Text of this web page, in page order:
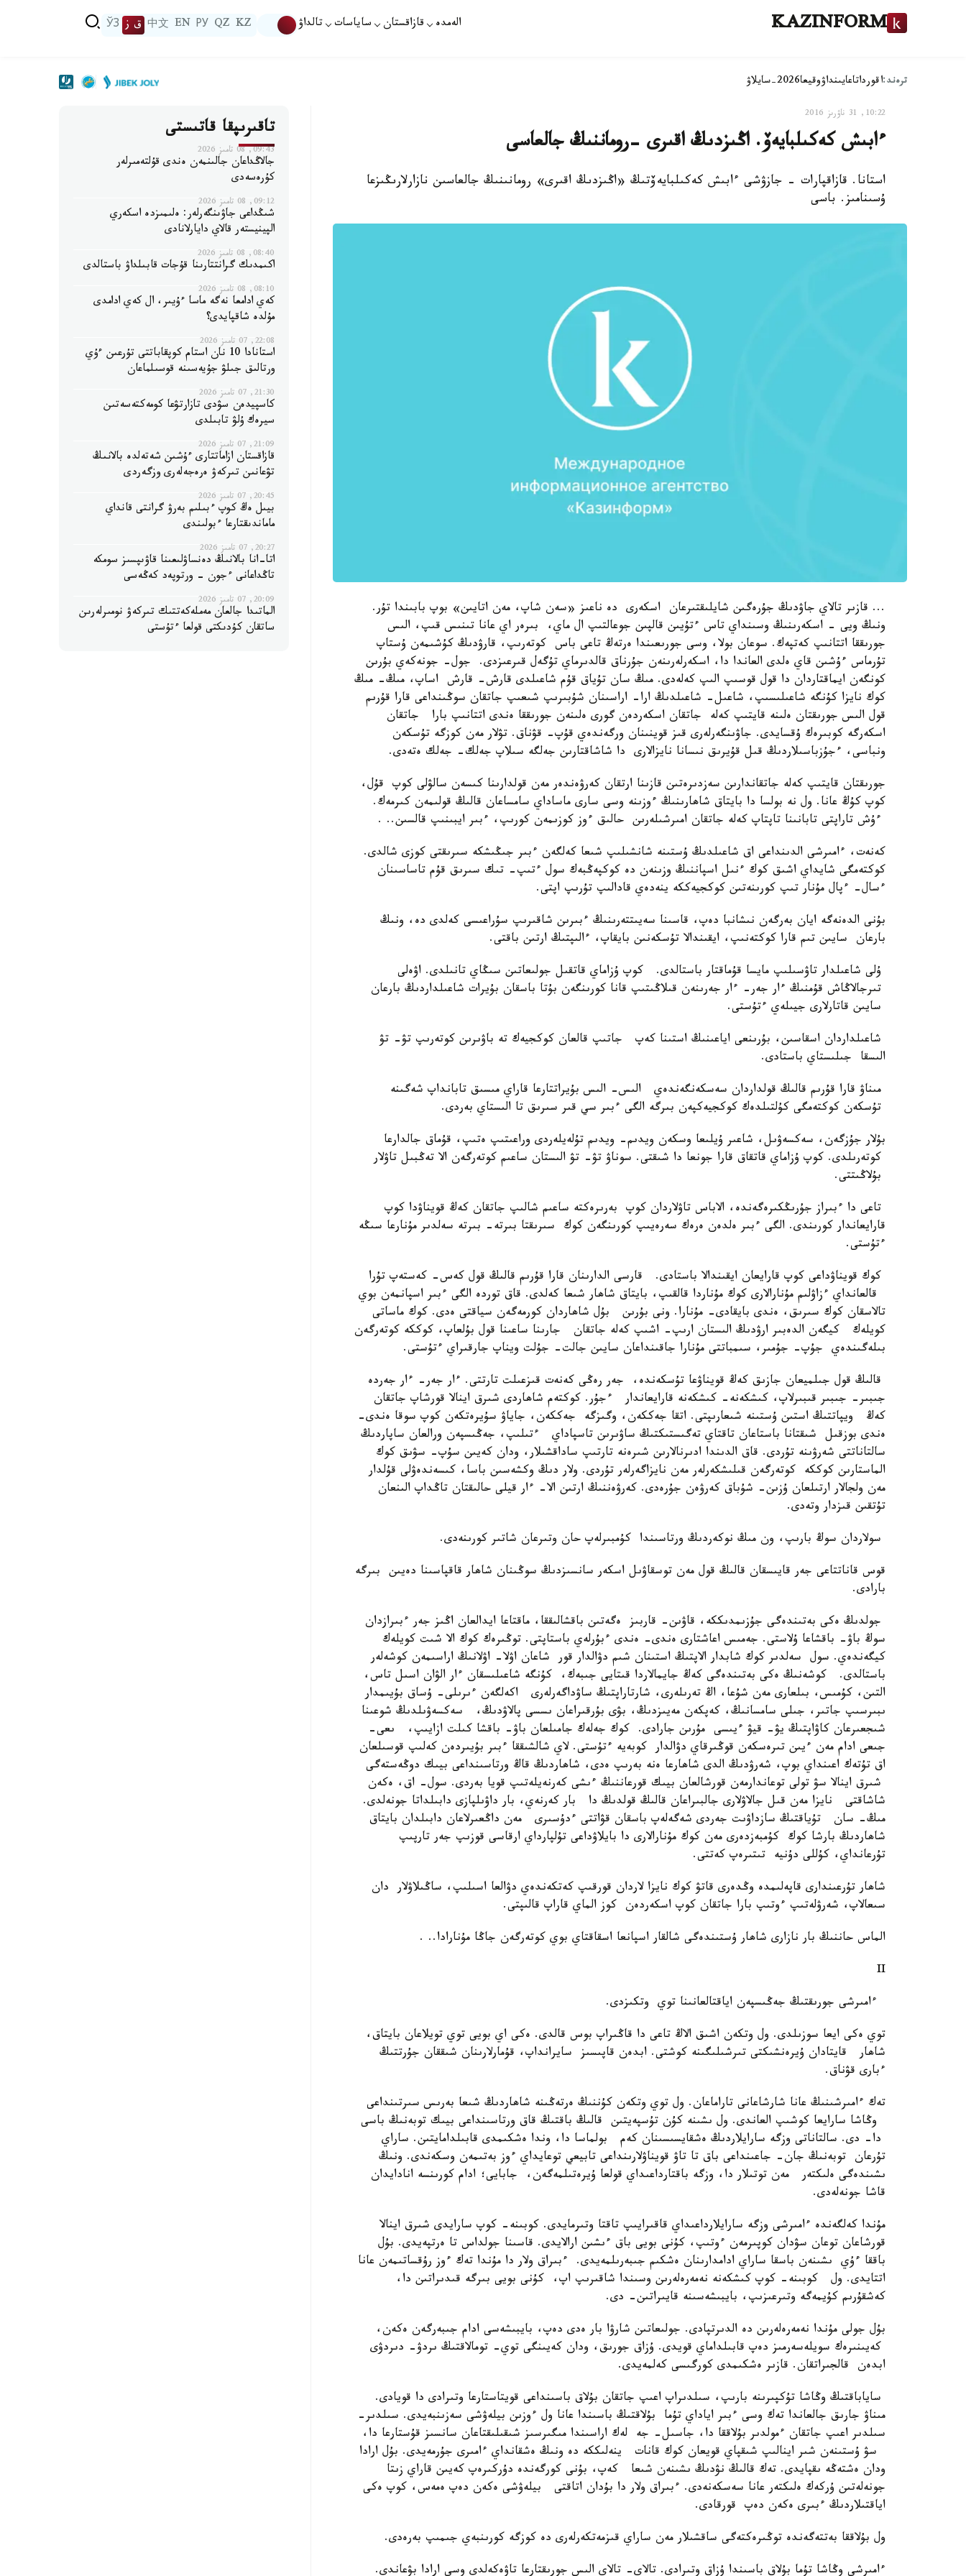
KAZINFORM الەمدە قازاقستان ساياسات تالداۋ KZ
QZ
РУ
EN
中文 ق ز ЎЗ
ترەند:اقورداتاعايىنداۋوقيعا2026-سايلاۋ
10:22, 31 ناۋرىز 2016
ءابىش كەكىلبايەۆ. اڭىزدىڭ اقىرى -روماننىڭ جالعاسى
استانا. قازاقپارات - جازۋشى ءابىش كەكىلبايەۆتىڭ «اڭىزدىڭ اقىرى» رومانىنىڭ جالعاسىن نازارلارىڭىزعا
ۇسىنامىز. باسى
... قازىر تالاي جاۋدىڭ جۇرەگىن شايلىقتىرعان اسكەرى دە ناعىز «سەن شاپ، مەن اتايىن» بوپ بابىندا تۇر.
ونىڭ ويى - اسكەرىنىڭ وسىنداي تاس ءتۇيىن قالپىن جوعالتىپ ال ماي، بىرەر اي عانا تىنىس قىپ، الىس
جورىققا اتتانىپ كەتپەك. سوعان بولا، وسى جورىعىندا ەرتەڭ تاعى باس كوتەرىپ، قارۋدىڭ كۇشىمەن ۇستاپ
تۇرماس ءۇشىن قاي ەلدى العاندا دا، اسكەرلەرىنەن جۇرناق قالدىرماي تۇگەل قىرعىزدى. جول- جونەكەي بۇرىن
كونگەن ايماقتاردان دا قول قوسىپ الىپ كەلەدى. مىڭ سان تۇياق قۇم شاعىلدى قارش- قارش اساپ، مىڭ- مىڭ
كوك نايزا كۇنگە شاعىلىسىپ، شاعىل- شاعىلدىڭ ارا- اراسىنان شۇبىرىپ شىعىپ جاتقان سوڭىنداعى قارا قۇرىم
قول الىس جورىقتان ەلىنە قايتىپ كەلە جاتقان اسكەردەن گورى ەلىنەن جورىققا ەندى اتتانىپ بارا جاتقان
اسكەرگە كوبىرەك ۇقسايدى. جاۋىنگەرلەرى قىز قوينىنان ورگەندەي قۇپ- قۋناق. تۋلار مەن كوزگە تۇسكەن
ونباسى، ءجۇزباسىلاردىڭ قىل قۇيرىق نىسانا نايزالارى دا شاشاقتارىن جەلگە سىلاپ جەلك- جەلك ەتەدى.
جورىقتان قايتىپ كەلە جاتقاندارىن سەزدىرەتىن قازىنا ارتقان كەرۋەندەر مەن قولدارىنا كىسەن سالۋلى كوپ قۇل،
كوپ كۇڭ عانا. ول نە بولسا دا بايتاق شاھارىنىڭ ءوزىنە وسى سارى ماساداي سامساعان قالىڭ قولىمەن كىرمەك.
ءۇش تاراپتى تابانىنا تاپتاپ كەلە جاتقان امىرشىلەرىن حالىق ءوز كوزىمەن كورىپ، ءبىر ايبىنىپ قالسىن.. .
كەنەت، ءامىرشى الدىنداعى اق شاعىلدىڭ ۇستىنە شانشىلىپ شىعا كەلگەن ءبىر جىڭىشكە سىرىقتى كوزى شالدى.
كوكتەمگى شايداي اشىق كوك ءنىل اسپاننىڭ وزىنەن دە كوكپەڭبەك سول ءتىپ- تىك سىرىق قۇم تاساسىنان
ءسال- ءپال مۇنار تىپ كورىنەتىن كوكجيەككە ينەدەي قادالىپ تۇرىپ اپتى.
بۇنى الدەنەگە ايان بەرگەن نىشانبا دەپ، قاسىنا سەيىتتەرىنىڭ ءبىرىن شاقىرىپ سۇراعىسى كەلدى دە، ونىڭ
بارعان سايىن تىم قارا كوكتەنىپ، ايقىندالا تۇسكەنىن بايقاپ، ءالىپتىڭ ارتىن باقتى.
ۇلى شاعىلدار تاۋسىلىپ مايسا قۇماقتار باستالدى. كوپ ۇزاماي قاتقىل جولىعاتىن سىڭاي تانىلدى. اۋەلى
تىرجالاڭاش قۇمنىڭ ءار جەر- ءار جەرىنەن قىلاڭىتىپ قانا كورىنگەن بۇتا باسقان بۇيرات شاعىلداردىڭ بارعان
سايىن قاتارلارى جيىلەي ءتۇستى.
شاعىلداردان اسقاسىن، بۇرىنعى اياعىنىڭ استىنا كەپ جاتىپ قالعان كوكجيەك تە باۋىرىن كوتەرىپ تۋ- تۋ
الىسقا جىلىستاي باستادى.
مىناۋ قارا قۇرىم قالىڭ قولداردان سەسكەنگەندەي الىس- الىس بۇيراتتارعا قاراي مىسىق تابانداپ شەگىنە
تۇسكەن كوكتەمگى كۇلتىلدەك كوكجيەكپەن بىرگە الگى ءبىر سي قىر سىرىق تا الىستاي بەردى.
بۇلار جۇزگەن، سەكسەۋىل، شاعىر ۇيلىعا وسكەن ويدىم- ويدىم تۇلەيلەردى وراعىتىپ ەتىپ، قۇماق جالدارعا
كوتەرىلدى. كوپ ۇزاماي قاتقاق قارا جونعا دا شىقتى. سوناۋ تۋ- تۋ الىستان ساعىم كوتەرگەن الا تەڭبىل تاۋلار
بۇلاڭىتتى.
تاعى دا ءبىراز جۇرىڭكىرەگەندە، الاباس تاۋلاردان كوپ بەرىرەكتە ساعىم شالىپ جاتقان كەڭ قويناۋدا كوپ
قارايعاندار كورىندى. الگى ءبىر ەلدەن ەرەك سەرەيىپ كورىنگەن كوك سىرىقتا بىرتە- بىرتە سەلدىر مۇنارعا سىڭە
ءتۇستى.
كوك قويناۋداعى كوپ قارايعان ايقىندالا باستادى. قارسى الدارىنان قارا قۇرىم قالىڭ قول كەس- كەستەپ تۇرا
قالعانداي ءزاۋلىم مۇنارالارى كوك مۇناردا قالقىپ، بايتاق شاھار شىعا كەلدى. قاق توردە الگى ءبىر اسپانمەن بوي
تالاسقان كوك سىرىق، ەندى بايقادى- مۇنارا. ونى بۇرىن بۇل شاھاردان كورمەگەن سياقتى ەدى. كوك ماساتى
كويلەك كيگەن الدەبىر ارۋدىڭ الىستان ارىپ- اشىپ كەلە جاتقان جارىنا ساعىنا قول بۇلعاپ، كوككە كوتەرگەن
بىلەگىندەي جۇپ- جۇمىر، سىمباتتى مۇنارا جاقىنداعان سايىن جالت- جۇلت ويناپ جارقىراي ءتۇستى.
قالىڭ قول جىلميعان جازىق كەڭ قويناۋعا تۇسكەندە، جەر رەڭى كەنەت قىزعىلت تارتتى. ءار جەر- ءار جەردە
جىبىر- جىبىر قىبىرلاپ، كىشكەنە- كىشكەنە قارايعاندار ءجۇر. كوكتەم شاھاردى شىرق اينالا قورشاپ جاتقان
كەڭ ويپاتتىڭ استىن ۇستىنە شىعارىپتى. اتقا جەككەن، وگىزگە جەككەن، جاياۋ سۇيرەتكەن كوپ سوقا ەندى-
ەندى بوزقىل شىقتانا باستاعان تاقتاي تەگىستىكتىڭ ساۋىرىن تاسپاداي ءتىلىپ، جەڭىسپەن ورالعان ساپاردىڭ
سالتاناتتى شەرۋىنە تۇردى. قاق الدىندا ادىرنالارىن شىرەنە تارتىپ ساداقشىلار، ودان كەيىن سۇپ- سۋىق كوك
الماستارىن كوككە كوتەرگەن قىلىشكەرلەر مەن نايزاگەرلەر تۇردى. ولار دىڭ وكشەسىن باسا، كىسەندەۋلى قۇلدار
مەن ولجالار ارتىلعان ۇزىن- شۇباق كەرۋەن جۇرەدى. كەرۋەننىڭ ارتىن الا- ءار قيلى حالىقتان تاڭداپ الىنعان
تۇتقىن قىزدار وتەدى.
سولاردان سوڭ بارىپ، ون مىڭ نوكەردىڭ ورتاسىندا كۇمبىرلەپ حان وتىرعان شاتىر كورىنەدى.
قوس قاناتتاعى جەر قايىسقان قالىڭ قول مەن توسقاۋىل اسكەر سانسىزدىڭ سوڭىنان شاھار قاقپاسىنا دەيىن بىرگە
بارادى.
جولدىڭ ەكى بەتىندەگى جۇزىمدىككە، قاۋىن- قاربىز ەگەتىن باقشالىققا، ماقتاعا ايدالعان اڭىز جەر ءبىرازدان
سوڭ باۋ- باقشاعا ۇلاستى. جەمىس اعاشتارى ەندى- ەندى ءبۇرلەي باستاپتى. توڭىرەك كوك الا شىت كويلەك
كيگەندەي. سول سەلدىر كوك شابدار الاپتىڭ استىنان شىم دۋالدار قور شاعان اۋلا- اۋلانىڭ اراسىمەن كوشەلەر
باستالدى. كوشەنىڭ ەكى بەتىندەگى كەڭ جايمالاردا قىتايى جىبەك، كۇنگە شاعىلىسقان ءار الۋان اسىل تاس،
التىن، كۇمىس، بىلعارى مەن شۇعا، اڭ تەرىلەرى، شارتاراپتىڭ ساۋداگەرلەرى اكەلگەن ءىرىلى- ۇساق بۇيىمدار
ىبىرسىپ جاتىر، جىلى سامسانىڭ، كەپكەن مەيىزدىڭ، بۋى بۇرقىراعان ىسسى پالاۋدىڭ، سەكسەۋىلدىڭ شوعىنا
شىجعىرعان كاۋاپتىڭ يۋ- قيۋ ءيىسى مۇرىن جارادى. كوك جەلەك جامىلعان باۋ- باقشا كىلت ازايىپ، ىعى-
جىعى ادام مەن ءيىن تىرەسكەن قوڭىرقاي دۋالدار كوبەيە ءتۇستى. لاي شالشىققا ءبىر بۇيىردەن كەلىپ قوسىلعان
اق تۇتەك اعىنداي بوپ، شەرۋدىڭ الدى شاھارعا ەنە بەرىپ ەدى، شاھاردىڭ قاڭ ورتاسىنداعى بيىك دوڭەستەگى
شىرق اينالا سۋ تولى توعاندارمەن قورشالعان بيىك قورعاننىڭ ءىشى كەرنەيلەتىپ قويا بەردى. سول- اق، ەكەن
شاشاقتى نايزا مەن قىل جالاۋلارى جالبىراعان قالىڭ قولدىڭ دا بار كەرنەي، بار داۋىلپازى دابىلداتا جونەلدى.
مىڭ- سان تۇياقتىڭ سازداۋىت جەردى شەگەلەپ باسقان قۋاتتى ءدۇسىرى مەن داڭعىرلاعان دابىلدان بايتاق
شاھاردىڭ بارشا كوك كۇمبەزدەرى مەن كوك مۇنارالارى دا بايلاۋداعى تۇلپارداي ارقاسى قوزىپ جەر تارپىپ
تۇرعانداي، كۇللى دۇنيە تىتىرەپ كەتتى.
شاھار تۇرعىندارى قاپەلىمدە وڭدەرى قاتۋ كوك نايزا لاردان قورقىپ كەتكەندەي دۋالعا اسىلىپ، ساڭىلاۋلار دان
سىعالاپ، شەرۋلەتىپ ءوتىپ بارا جاتقان كوپ اسكەردەن كوز الماي قاراپ قالىپتى.
الماس حاننىڭ بار نازارى شاھار ۇستىندەگى شالقار اسپانعا اسقاقتاي بوي كوتەرگەن جاڭا مۇنارادا.. .
II
ءامىرشى جورىقتىڭ جەڭىسپەن اياقتالعانىنا توي وتكىزدى.
توي ەكى ايعا سوزىلدى. ول وتكەن اشىق الاڭ تاعى دا قاڭىراپ بوس قالدى. ەكى اي بويى توي تويلاعان بايتاق،
شاھار قايتادان ۇيرەنشىكتى تىرشىلىگىنە كوشتى. ابدەن قاپىسىز سايرانداپ، قۇمارلارىنان شىققان جۇرتتىڭ
ءبارى قۋناق.
تەك ءامىرشىنىڭ عانا شارشاعانى تاراماعان. ول توي وتكەن كۇننىڭ ەرتەڭىنە شاھاردىڭ شىعا بەرىس سىرتىنداعى
وڭاشا سارايعا كوشىپ العاندى. ول ىشىنە كۇن تۇسپەيتىن قالىڭ باقتىڭ قاق ورتاسىنداعى بيىك توبەنىڭ باسى
دا- دى. سالتاناتى وزگە سارايلاردىڭ ەشقايسىسىنان كەم بولماسا دا، وندا ەشكىمدى قابىلدامايتىن. ساراي
تۇرعان توبەنىڭ جان- جاعىنداعى باق تا تاۋ قويناۋلارىنداعى تابيعي توعايداي ءوز بەتىمەن وسكەندى. ونىڭ
ىشىندەگى ەلىكتەر مەن توتىلار دا، وزگە باقتارداعىداي قولعا ۇيرەتىلمەگەن، جابايى؛ ادام كورىنسە انادايدان
قاشا جونەلەدى.
مۇندا كەلگەندە ءامىرشى وزگە سارايلارداعىداي قاقىرايىپ تاقتا وتىرمايدى. كوبىنە- كوپ سارايدى شىرق اينالا
قورشاعان توعان سۋدان كوپىرمەن ءوتىپ، كۇنى بويى باق ءىشىن ارالايدى. قاسىنا جولداس تا ەرتپەيدى. بۇل
باققا ءۇي ىشىنەن باسقا ساراي ادامدارىنان ەشكىم جىبەرىلمەيدى. ءبىراق ولار دا مۇندا تەك ءوز رۇقساتىمەن عانا
اتتايدى. ول كوبىنە- كوپ كىشكەنە نەمەرەلەرىن وسىندا شاقىرىپ اپ، كۇنى بويى بىرگە قىدىراتىن دا،
كەشقۇرىم كۇيمەگە وتىرعىزىپ، بايبىشەسىنە قايىراتىن- دى.
بۇل جولى مۇندا نەمەرەلەرىن دە الدىرتپادى. جولىعاتىن شارۋا بار ەدى دەپ، بايبىشەسى ادام جىبەرگەن ەكەن،
كەيىنىرەك سويلەسەرمىز دەپ قابىلداماي قويدى. ۇزاق جورىق، ودان كەيىنگى توي- تومالاقتىڭ ىردۋ- دىردۋى
ابدەن قالجىراتقان. قازىر ەشكىمدى كورگىسى كەلمەيدى.
ساياباقتىڭ وڭاشا تۇكپىرىنە بارىپ، سىلدىراپ اعىپ جاتقان بۇلاق باسىنداعى قويتاستارعا وتىرادى دا قويادى.
مىناۋ جارىق جالعاندا تەك وسى ءبىر اياداي تۇما بۇلاقتىڭ باسىندا عانا ول ءوزىن بيلەۋشى سەزىنبەيدى. سىلدىر-
سىلدىر اعىپ جاتقان ءمولدىر بۇلاققا دا، جاسىل- جە لەك اراسىندا مىگىرسىز شىقىلىقتاعان سانسىز قۇستارعا دا،
سۋ ۇستىنەن شىر اينالىپ شىقپاي قويعان كوك قانات ينەلىككە دە ونىڭ ەشقانداي ءامىرى جۇرمەيدى. بۇل ارادا
ودان ەشتەڭە ىقپايدى. تەك قالىڭ نۋدىڭ ىشىنەن شىعا كەپ، بۇنى كورگەندە دۇركىرەپ كەيىن قاراي زىتا
جونەلەتىن ۇركەك ەلىكتەر عانا سەسكەنەدى. ءبىراق ولار دا بۇدان اتاقتى بيلەۋشى ەكەن دەپ ەمەس، كوپ ەكى
اياقتىلاردىڭ ءبىرى ەكەن دەپ قورقادى.
ول بۇلاققا بەتتەگەندە توڭىرەكتەگى ساقشىلار مەن ساراي قىزمەتكەرلەرى دە كوزگە كورىنبەي جىمىپ بەرەدى.
ءامىرشى وڭاشا تۇما بۇلاق باسىندا ۇزاق وتىرادى. تالاي- تالاي الىس جورىقتارعا تاۋەكەلدى وسى ارادا بۋعاندى.
تاقىرىپقا قاتىستى
09:43, 08 تامىز 2026
جالاڭداعان جالىنمەن ەندى قۇلتەمىرلەر
كۇرەسەدى
09:12, 08 تامىز 2026
شىڭداعى جاۋىنگەرلەر: ەلىمىزدە اسكەري
الپينيستەر قالاي دايارلانادى
08:40, 08 تامىز 2026
اكىمدىك گرانتتارىنا قۇجات قابىلداۋ باستالدى
08:10, 08 تامىز 2026
كەي ادامعا نەگە ماسا ءۇيىر، ال كەي ادامدى
مۇلدە شاقپايدى؟
22:08, 07 تامىز 2026
استانادا 10 نان استام كوپقاباتتى تۇرعىن ءۇي
ورتالىق جىلۋ جۇيەسىنە قوسىلماعان
21:30, 07 تامىز 2026
كاسپيدەن سۋدى تازارتۋعا كومەكتەسەتىن
سيرەك ۇلۋ تابىلدى
21:09, 07 تامىز 2026
قازاقستان ازاماتتارى ءۇشىن شەتەلدە بالانىڭ
تۋعانىن تىركەۋ ەرەجەلەرى وزگەردى
20:45, 07 تامىز 2026
بيىل ەڭ كوپ ءبىلىم بەرۋ گرانتى قانداي
ماماندىقتارعا ءبولىندى
20:27, 07 تامىز 2026
اتا-انا بالانىڭ دەنساۋلىعىنا قاۋىپسىز سومكە
تاڭداعانى ءجون - ورتوپەد كەڭەسى
20:09, 07 تامىز 2026
الماتىدا جالعان مەملەكەتتىك تىركەۋ نومىرلەرىن
ساتقان كۇدىكتى قولعا ءتۇستى